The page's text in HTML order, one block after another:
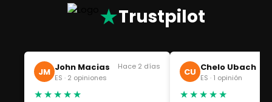
★Trustpilot
JM John Macias
ES · 2 opiniones
Hace 2 días
★★★★★
CU Chelo Ubach
ES · 1 opinión
★★★★★